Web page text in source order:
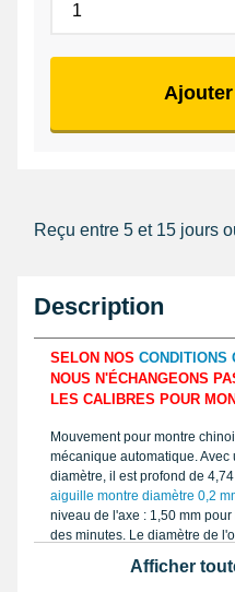
Reçu entre 5 et 15 jours
Description
SELON NOS CONDITIONS
NOUS N'ÉCHANGEONS
LES CALIBRES POUR
Mouvement pour montre
mécanique automatique.
diamètre, il est profond de
aiguille montre diamètre 0,2
niveau de l'axe : 1,50 mm
des minutes. Le diamètre de
HZ2189G (2888) qui marche
Afficher